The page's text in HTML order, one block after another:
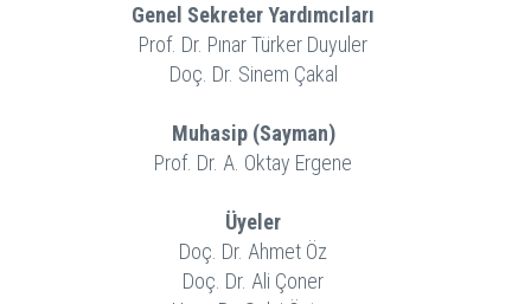
Genel Sekreter Yardımcıları
Prof. Dr. Pınar Türker Duyuler
Doç. Dr. Sinem Çakal
Muhasip (Sayman)
Prof. Dr. A. Oktay Ergene
Üyeler
Doç. Dr. Ahmet Öz
Doç. Dr. Ali Çoner